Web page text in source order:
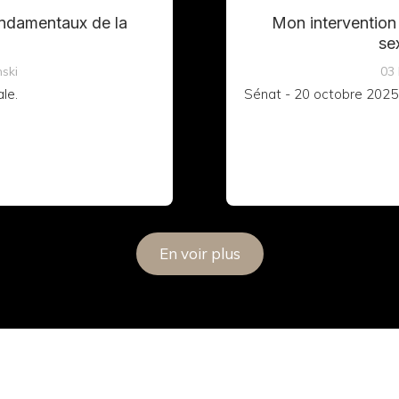
de la
21
Les enfants de
commandés au Père
En voir plus